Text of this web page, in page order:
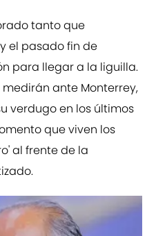
tanto que
el pasado fin de
para llegar a la liguilla.
ante Monterrey,
verdugo en los últimos
que viven los
al frente de la